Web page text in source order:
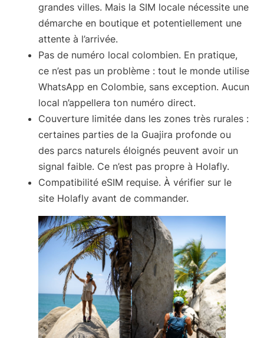
grandes villes. Mais la SIM locale nécessite une
démarche en boutique et potentiellement une
attente à l’arrivée.
Pas de numéro local colombien. En pratique,
ce n’est pas un problème : tout le monde utilise
WhatsApp en Colombie, sans exception. Aucun
local n’appellera ton numéro direct.
Couverture limitée dans les zones très rurales :
certaines parties de la Guajira profonde ou
des parcs naturels éloignés peuvent avoir un
signal faible. Ce n’est pas propre à Holafly.
Compatibilité eSIM requise. À vérifier sur le
site Holafly avant de commander.